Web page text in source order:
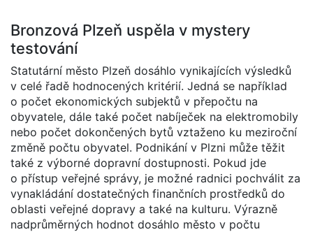
Bronzová Plzeň uspěla v mystery
testování
Statutární město Plzeň dosáhlo vynikajících výsledků
v celé řadě hodnocených kritérií. Jedná se například
o počet ekonomických subjektů v přepočtu na
obyvatele, dále také počet nabíječek na elektromobily
nebo počet dokončených bytů vztaženo ku meziroční
změně počtu obyvatel. Podnikání v Plzni může těžit
také z výborné dopravní dostupnosti. Pokud jde
o přístup veřejné správy, je možné radnici pochválit za
vynakládání dostatečných finančních prostředků do
oblasti veřejné dopravy a také na kulturu. Výrazně
nadprůměrných hodnot dosáhlo město v počtu